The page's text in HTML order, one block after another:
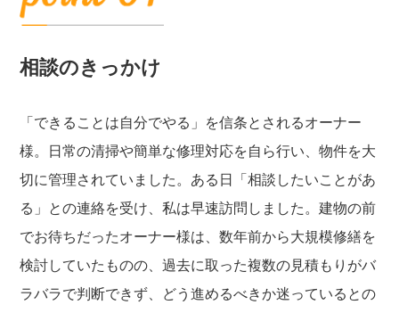
相談のきっかけ
「できることは自分でやる」を信条とされるオーナー
様。日常の清掃や簡単な修理対応を自ら行い、物件を大
切に管理されていました。ある日「相談したいことがあ
る」との連絡を受け、私は早速訪問しました。建物の前
でお待ちだったオーナー様は、数年前から大規模修繕を
検討していたものの、過去に取った複数の見積もりがバ
ラバラで判断できず、どう進めるべきか迷っているとの